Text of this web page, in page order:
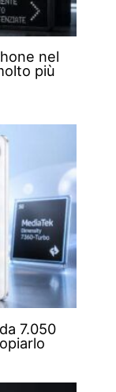
nel
più
7.050